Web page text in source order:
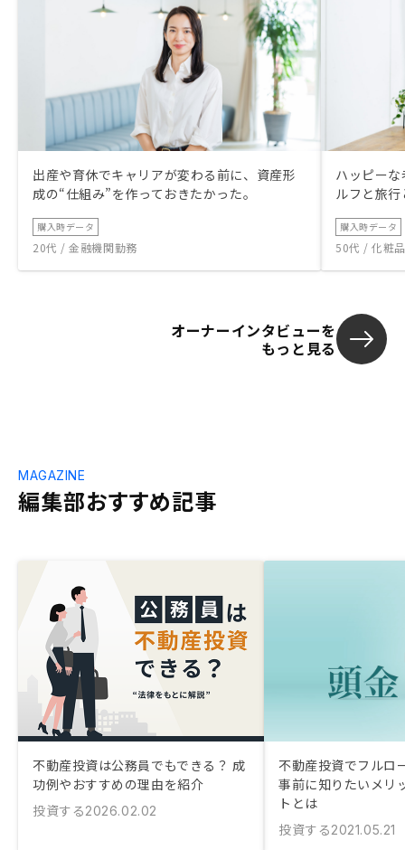
出産や育休でキャリアが変わる前に、資産形
成の“仕組み”を作っておきたかった。
購入時データ
20代 / 金融機関勤務
ハッピー
ルフと旅
購入時データ
50代 / 化粧
オーナーインタビューを
もっと見る
編集部おすすめ記事
MAGAZINE
不動産投資は公務員でもできる？ 成
功例やおすすめの理由を紹介
投資する2026.02.02
不動産投資でフルロ
事前に知りたいメリ
トとは
投資する2021.05.21